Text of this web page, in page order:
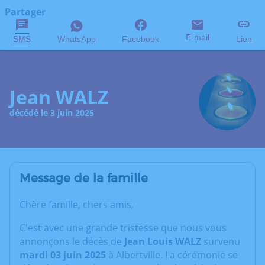
Partager
SMS WhatsApp Facebook E-mail Lien
Jean WALZ
décédé le 3 juin 2025
Message de la famille
Chère famille, chers amis,
C'est avec une grande tristesse que nous vous
annonçons le décès de Jean Louis WALZ survenu
mardi 03 juin 2025 à Albertville. La cérémonie se